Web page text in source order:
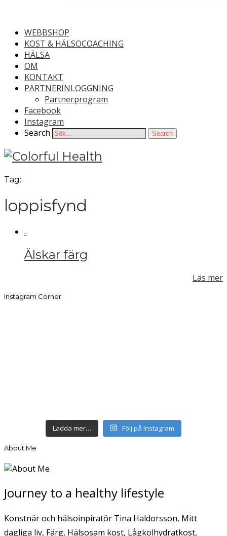
WEBBSHOP
KOST & HÄLSOCOACHING
HÄLSA
OM
KONTAKT
PARTNERINLOGGNING
Partnerprogram
Facebook
Instagram
Search
Search
Tag:
loppisfynd
-
Älskar färg
Läs mer
Instagram Corner
Ladda mer… Följ på Instagram
About Me
Journey to a healthy lifestyle
Konstnär och hälsoinpiratör Tina Haldorsson, Mitt
dagliga liv, Färg, Hälsosam kost, Lågkolhydratkost,